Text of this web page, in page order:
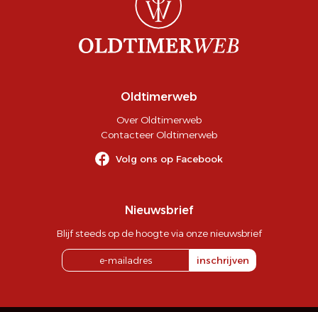
Oldtimerweb
Over Oldtimerweb
Contacteer Oldtimerweb
Volg ons op Facebook
Nieuwsbrief
Blijf steeds op de hoogte via onze nieuwsbrief
inschrijven